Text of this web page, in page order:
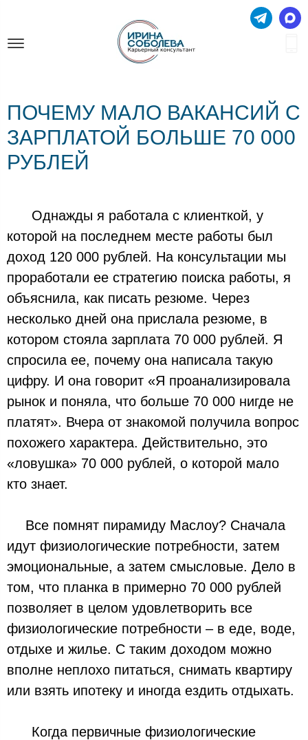
ПОЧЕМУ МАЛО ВАКАНСИЙ С
ЗАРПЛАТОЙ БОЛЬШЕ 70 000
РУБЛЕЙ
Однажды я работала с клиенткой, у
которой на последнем месте работы был
доход 120 000 рублей. На консультации мы
проработали ее стратегию поиска работы, я
объяснила, как писать резюме. Через
несколько дней она прислала резюме, в
котором стояла зарплата 70 000 рублей. Я
спросила ее, почему она написала такую
цифру. И она говорит «Я проанализировала
рынок и поняла, что больше 70 000 нигде не
платят». Вчера от знакомой получила вопрос
похожего характера. Действительно, это
«ловушка» 70 000 рублей, о которой мало
кто знает.⠀
⠀ Все помнят пирамиду Маслоу? Сначала
идут физиологические потребности, затем
эмоциональные, а затем смысловые. Дело в
том, что планка в примерно 70 000 рублей
позволяет в целом удовлетворить все
физиологические потребности – в еде, воде,
отдыхе и жилье. С таким доходом можно
вполне неплохо питаться, снимать квартиру
или взять ипотеку и иногда ездить отдыхать.
⠀⠀ Когда первичные физиологические